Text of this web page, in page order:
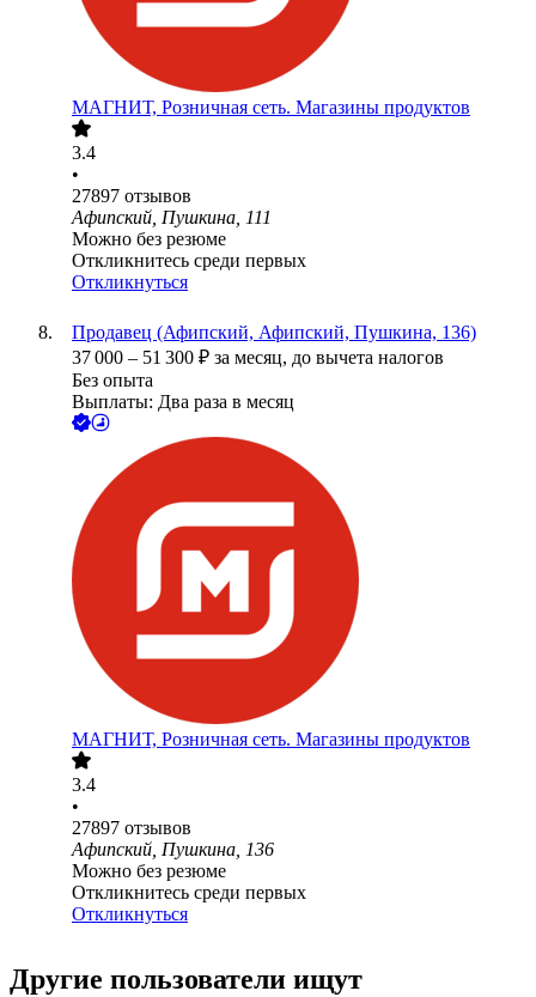
МАГНИТ, Розничная сеть. Магазины продуктов
3.4
•
27897 отзывов
Афипский, Пушкина, 111
Можно без резюме
Откликнитесь среди первых
Откликнуться
Продавец (Афипский, Афипский, Пушкина, 136)
37 000 – 51 300 ₽ за месяц, до вычета налогов
Без опыта
Выплаты: Два раза в месяц
МАГНИТ, Розничная сеть. Магазины продуктов
3.4
•
27897 отзывов
Афипский, Пушкина, 136
Можно без резюме
Откликнитесь среди первых
Откликнуться
Другие пользователи ищут